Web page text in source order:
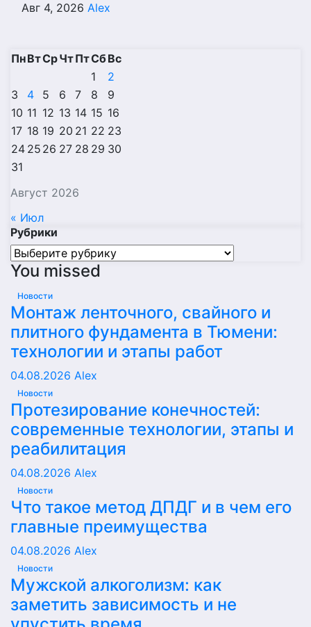
Авг 4, 2026 Alex
Август 2026
ПнВтСрЧтПтСбВс
1
2
3
4 5 6 7 8
9
10 11 12 13 14 15 16
17 18 19 20 21 22 23
24 25 26 27 28 29 30
31
« Июл
Рубрики
Рубрики
You missed
Новости
Монтаж ленточного, свайного и
плитного фундамента в Тюмени:
технологии и этапы работ
04.08.2026 Alex
Новости
Протезирование конечностей:
современные технологии, этапы и
реабилитация
04.08.2026 Alex
Новости
Что такое метод ДПДГ и в чем его
главные преимущества
04.08.2026 Alex
Новости
Мужской алкоголизм: как
заметить зависимость и не